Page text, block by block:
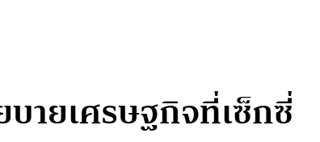
ายเศรษฐกิจที่เซ็กซี่